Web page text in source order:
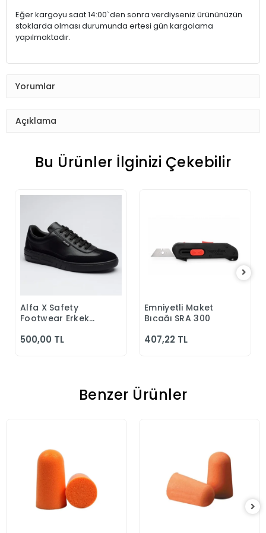
Eğer kargoyu saat 14:00`den sonra verdiyseniz ürününüzün
stoklarda olması durumunda ertesi gün kargolama
yapılmaktadır.
Yorumlar
Açıklama
Bu Ürünler İlginizi Çekebilir
Sepete Ekle
Alfa X Safety
Footwear Erkek
Klasik Ayakkabı
500,00 TL
Sepete Ekle
Emniyetli Maket
Bıçağı SRA 300
407,22 TL
Benzer Ürünler